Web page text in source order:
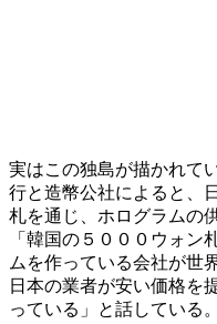
実はこの独島が描かれて
行と造幣公社によると、
札を通じ、ホログラムの
「韓国の５０００ウォン
ムを作っている会社が世
日本の業者が安い価格を
っている」と話している。